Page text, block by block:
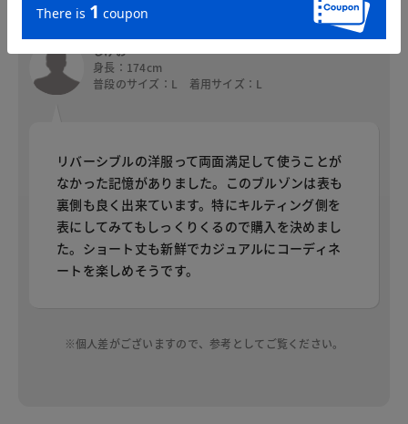
しげお
身長：174cm
普段のサイズ：L 着用サイズ：L
リバーシブルの洋服って両面満足して使うことが
なかった記憶がありました。このブルゾンは表も
裏側も良く出来ています。特にキルティング側を
表にしてみてもしっくりくるので購入を決めまし
た。ショート丈も新鮮でカジュアルにコーディネ
ートを楽しめそうです。
※個人差がございますので、参考としてご覧ください。